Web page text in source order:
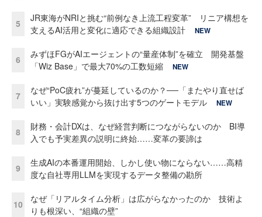
5
JR東海がNRIと挑む“前例なき上流工程変革” リニア構想を
支えるAI活用と変化に適応できる組織設計
NEW
6
みずほFGがAIエージェントの“量産体制”を確立 開発基盤
「Wiz Base」で最大70%の工数短縮
NEW
7
なぜ“PoC疲れ”が蔓延しているのか？──「またやり直せば
いい」実験感覚から抜け出す5つのゲートモデル
NEW
8
財務・会計DXは、なぜ経営判断につながらないのか BI導
入でも予実差異の説明に終始……変革の要諦は
9
生成AIの本番運用開始、しかし使い物にならない……高精
度な自社専用LLMを実現するデータ整備の勘所
10
なぜ「リアルタイム分析」は広がらなかったのか 技術よ
りも根深い、“組織の壁”